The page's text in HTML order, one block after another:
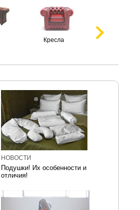
Кресла
НОВОСТИ
Подушки! Их особенности и
отличия!